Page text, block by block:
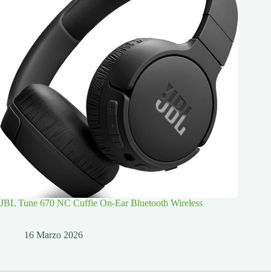
JBL Tune 670 NC Cuffie On-Ear Bluetooth Wireless
16 Marzo 2026